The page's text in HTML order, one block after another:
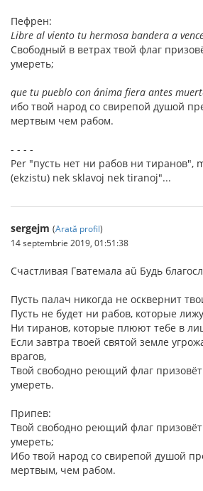
Пефрен:
Libre al viento tu hermosa bandera a
Свободный в ветрах твой флаг
умереть;
que tu pueblo con ánima fiera antes
ибо твой народ со свирепой душой
мертвым чем рабом.
- - - -
Per "пусть нет ни рабов ни тиранов",
(ekzistu) nek sklavoj nek tiranoj"...
sergejm (Arată profil)
14 septembrie 2019, 01:51:38
Счастливая Гватемала aŭ Будь
Пусть палач никогда не осквернит
Пусть не будет ни рабов, которые
Ни тиранов, которые плюют тебе в
Если завтра твоей святой земле
врагов,
Твой свободно реющий флаг
умереть.
Припев:
Твой свободно реющий флаг
умереть;
Ибо твой народ со свирепой душой
мертвым, чем рабом.